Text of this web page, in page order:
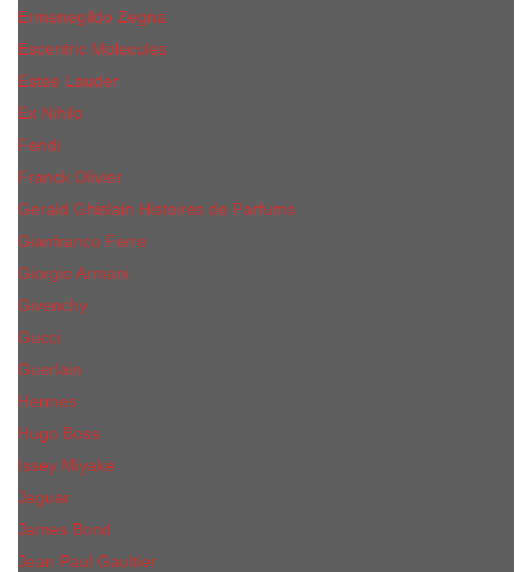
Ermenegildo Zegna
Escentric Molecules
Еsteе Lаudеr
Ex Nihilo
Fendi
Franck Olivier
Gerald Ghislain Histoires de Parfums
Gianfranco Ferre
Giorgio Armani
Givenchy
Gucci
Guerlain
Hermes
Hugo Boss
Issey Miyake
Jaguar
James Bond
Jean Paul Gaultier